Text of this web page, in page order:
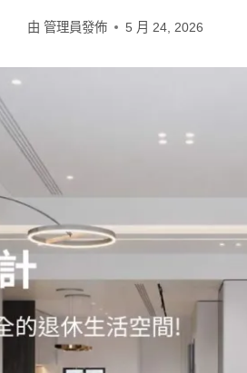
由 管理員發佈 5 月 24, 2026